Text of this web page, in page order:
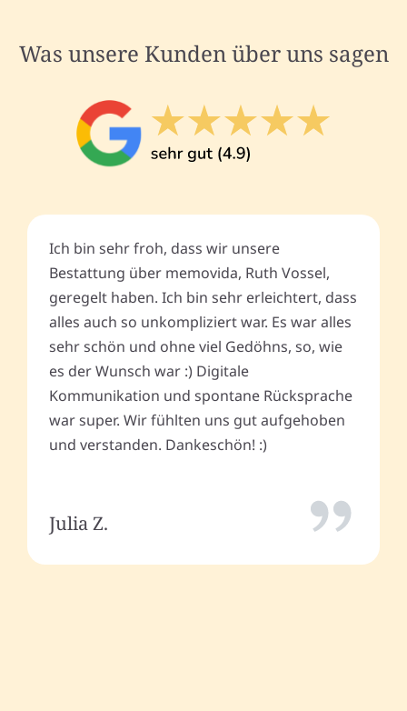
Was unsere Kunden über uns sagen
Ich bin sehr froh, dass wir unsere
Bestattung über memovida, Ruth Vossel,
geregelt haben. Ich bin sehr erleichtert, dass
alles auch so unkompliziert war. Es war alles
sehr schön und ohne viel Gedöhns, so, wie
es der Wunsch war :) Digitale
Kommunikation und spontane Rücksprache
war super. Wir fühlten uns gut aufgehoben
und verstanden. Dankeschön! :)
Julia Z.